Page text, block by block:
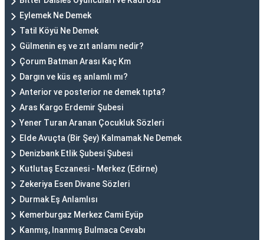
Eylemek Ne Demek
Tatil Köyü Ne Demek
Gülmenin eş ve zıt anlamı nedir?
Çorum Batman Arası Kaç Km
Dargın ve küs eş anlamlı mı?
Anterior ve posterior ne demek tıpta?
Aras Kargo Erdemir Şubesi
Yener Turan Aranan Çocukluk Sözleri
Elde Avuçta (Bir Şey) Kalmamak Ne Demek
Denizbank Etlik Şubesi Şubesi
Kutlutaş Eczanesi - Merkez (Edirne)
Zekeriya Esen Divane Sözleri
Durmak Eş Anlamlısı
Kemerburgaz Merkez Cami Eyüp
Kanmış, Inanmış Bulmaca Cevabı